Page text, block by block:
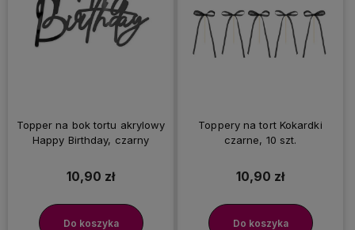
Topper na bok tortu akrylowy
Happy Birthday, czarny
10,90 zł
Do koszyka
Toppery na tort Kokardki
czarne, 10 szt.
10,90 zł
Do koszyka